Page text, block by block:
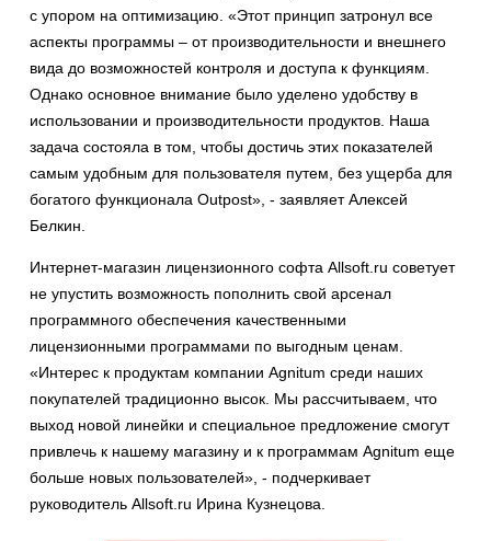
с упором на оптимизацию. «Этот принцип затронул все
аспекты программы – от производительности и внешнего
вида до возможностей контроля и доступа к функциям.
Однако основное внимание было уделено удобству в
использовании и производительности продуктов. Наша
задача состояла в том, чтобы достичь этих показателей
самым удобным для пользователя путем, без ущерба для
богатого функционала Outpost», - заявляет Алексей
Белкин.
Интернет-магазин лицензионного софта Allsoft.ru советует
не упустить возможность пополнить свой арсенал
программного обеспечения качественными
лицензионными программами по выгодным ценам.
«Интерес к продуктам компании Agnitum среди наших
покупателей традиционно высок. Мы рассчитываем, что
выход новой линейки и специальное предложение смогут
привлечь к нашему магазину и к программам Agnitum еще
больше новых пользователей», - подчеркивает
руководитель Allsoft.ru Ирина Кузнецова.